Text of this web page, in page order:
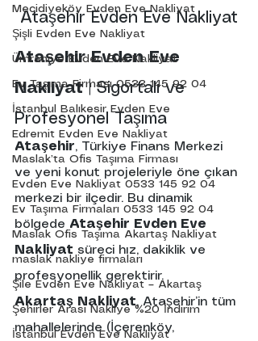
Mecidiyeköy Evden Eve Nakliyat
Şişli Evden Eve Nakliyat
Ümraniye Evden Eve Nakliyat
Ev Taşıma Firması 0533 145 92 04
İstanbul Balıkesir Evden Eve
Edremit Evden Eve Nakliyat
Maslak’ta Ofis Taşıma Firması
Evden Eve Nakliyat 0533 145 92 04
Ev Taşıma Firmaları 0533 145 92 04
Maslak Ofis Taşıma Akartaş Nakliyat
maslak nakliye firmaları
Şile Evden Eve Nakliyat – Akartaş
Şehirler Arası Nakliye %20 İndirim
İstanbul Evden Eve Nakliyat
Ataşehir Evden Eve Nakliyat
Ataşehir Evden Eve
Nakliyat | Sigortalı ve
Profesyonel Taşıma
Ataşehir, Türkiye Finans Merkezi
ve yeni konut projeleriyle öne çıkan
merkezi bir ilçedir. Bu dinamik
bölgede Ataşehir Evden Eve
Nakliyat süreci hız, dakiklik ve
profesyonellik gerektirir.
Akartaş Nakliyat, Ataşehir’in tüm
mahallelerinde (İçerenköy,